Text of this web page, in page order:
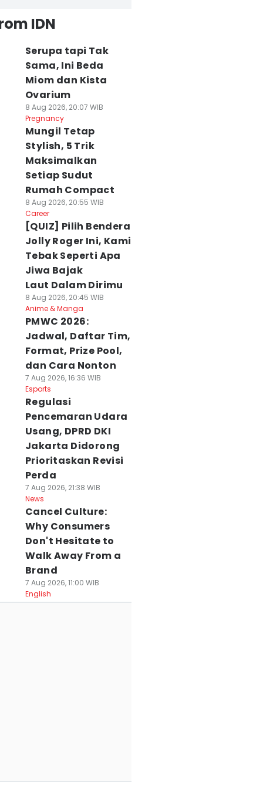
IDN
Serupa tapi Tak
Sama, Ini Beda
Miom dan Kista
Ovarium
8 Aug 2026, 20:07 WIB
Pregnancy
Mungil Tetap
Stylish, 5 Trik
Maksimalkan
Setiap Sudut
Rumah Compact
8 Aug 2026, 20:55 WIB
Career
[QUIZ] Pilih Bendera
Jolly Roger Ini, Kami
Tebak Seperti Apa
Jiwa Bajak
Laut Dalam Dirimu
8 Aug 2026, 20:45 WIB
Anime & Manga
PMWC 2026:
Jadwal, Daftar Tim,
Format, Prize Pool,
dan Cara Nonton
7 Aug 2026, 16:36 WIB
Esports
Regulasi
Pencemaran Udara
Usang, DPRD DKI
Jakarta Didorong
Prioritaskan Revisi
Perda
7 Aug 2026, 21:38 WIB
News
Cancel Culture:
Why Consumers
Don't Hesitate to
Walk Away From a
Brand
7 Aug 2026, 11:00 WIB
English